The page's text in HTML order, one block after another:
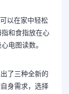
以在家中轻松
和食指放在心
电图读数。
了三种全新的
身需求，选择